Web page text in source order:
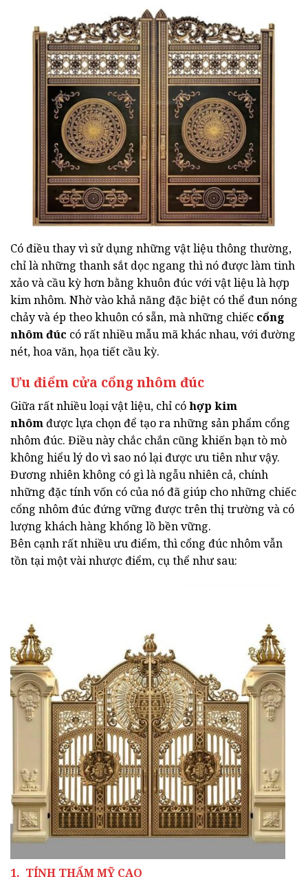
Có điều thay vì sử dụng những vật liệu thông thường,
chỉ là những thanh sắt dọc ngang thì nó được làm tinh
xảo và cầu kỳ hơn bằng khuôn đúc với vật liệu là hợp
kim nhôm. Nhờ vào khả năng đặc biệt có thể đun nóng
chảy và ép theo khuôn có sẵn, mà những chiếc cổng
nhôm đúc có rất nhiều mẫu mã khác nhau, với đường
nét, hoa văn, họa tiết cầu kỳ.
Ưu điểm cửa cổng nhôm đúc
Giữa rất nhiều loại vật liệu, chỉ cóhợp kim
nhômđược lựa chọn để tạo ra những sản phẩm cổng
nhôm đúc. Điều này chắc chắn cũng khiến bạn tò mò
không hiểu lý do vì sao nó lại được ưu tiên như vậy.
Đương nhiên không có gì là ngẫu nhiên cả, chính
những đặc tính vốn có của nó đã giúp cho những chiếc
cổng nhôm đúc đứng vững được trên thị trường và có
lượng khách hàng khổng lồ bền vững.
Bên cạnh rất nhiều ưu điểm, thì cổng đúc nhôm vẫn
tồn tại một vài nhược điểm, cụ thể như sau:
1. TÍNH THẨM MỸ CAO